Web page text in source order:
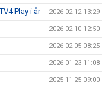
Play i år 2026-02-12 13:29
2026-02-10 12:50
2026-02-05 08:25
2026-01-23 11:08
2025-11-25 09:00